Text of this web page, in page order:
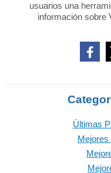
usuarios una
información sobre
Últimas
Mejores